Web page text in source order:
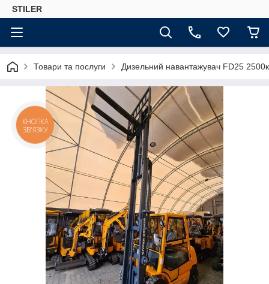
STILER
Товари та послуги Дизельний навантажувач FD25
КНОПКА
ЗВ'ЯЗКУ